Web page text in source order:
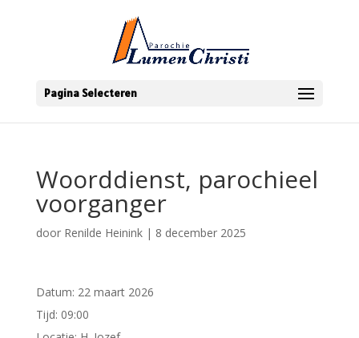
Pagina Selecteren
Woorddienst, parochieel
voorganger
door Renilde Heinink| 8 december 2025
Datum: 22 maart 2026
Tijd: 09:00